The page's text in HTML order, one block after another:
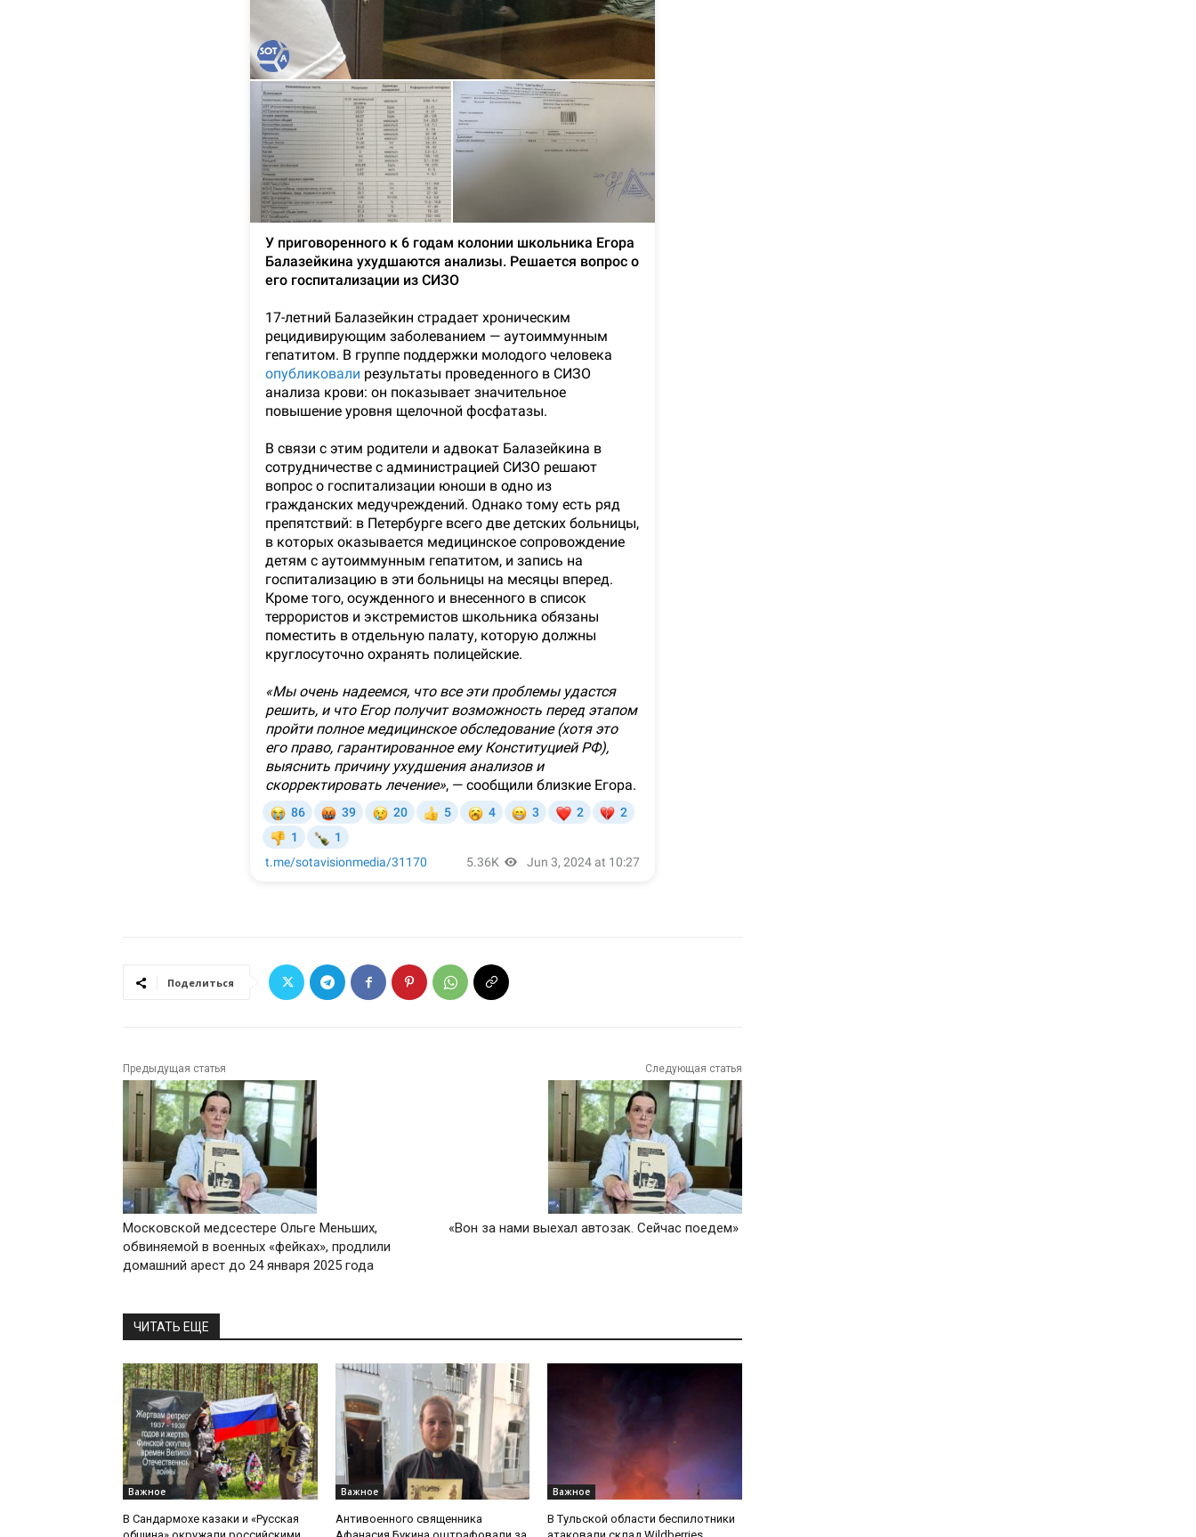
Поделиться
Предыдущая статья
Московской медсестере Ольге Меньших,
обвиняемой в военных «фейках», продлили
домашний арест до 24 января 2025 года
Следующая статья
«Вон за нами выехал автозак. Сейчас поедем»
ЧИТАТЬ ЕЩЕ
Важное
В Сандармохе казаки и «Русская
Важное
Антивоенного священника
Важное
В Тульской области беспилотники